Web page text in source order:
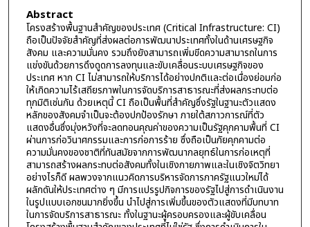
Abstract
โครงสร้างพื้นฐานสำคัญของประเทศ (Critical Infrastructure: CI)
ถือเป็นปัจจัยสำคัญที่ส่งผลต่อการพัฒนาประเทศทั้งในด้านเศรษฐกิจ
สังคม และความมั่นคง รวมถึงยังสามารถเพิ่มขีดความสามารถในการ
แข่งขันด้วยการดึงดูดการลงทุนและขับเคลื่อนระบบเศรษฐกิจของ
ประเทศ หาก CI ไม่สามารถให้บริการได้อย่างปกติและต่อเนื่องย่อมก่อ
ให้เกิดความไร้เสถียรภาพในการจัดบริการสาธารณะที่ส่งผลกระทบต่อ
ทุกมิติเช่นกัน ด้วยเหตุนี้ CI ถือเป็นพื้นที่สำคัญซึ่งรัฐในฐานะตัวแสดง
หลักของสังคมจำเป็นจะต้องปกป้องรักษา ภายใต้สภาวการณ์ที่ตัว
แสดงอื่นซึ่งมุ่งหวังที่จะลดทอนคุณค่าของความเป็นรัฐคุกคามพื้นที่ CI
ผ่านการก่อวินาศกรรมและการก่อการร้าย ซึ่งถือเป็นภัยคุกคามต่อ
ความมั่นคงของชาติที่ทันสมัยจากการพัฒนากลยุทธ์ในการก่อเหตุที่
สามารถสร้างผลกระทบต่อสังคมทั้งในเชิงกายภาพและในเชิงจิตวิทยา
อย่างไรก็ดี ผลพวงจากแนวคิดการบริหารจัดการภาครัฐแนวใหม่ได้
ผลักดันให้ประเทศต่าง ๆ มีการแปรรูปกิจการของรัฐไปสู่การดำเนินงาน
ในรูปแบบเอกชนมากยิ่งขึ้น นำไปสู่การเพิ่มขึ้นของตัวแสดงที่มีบทบาท
ในการจัดบริการสาธารณะ ทั้งในฐานะผู้ครอบครองและผู้ขับเคลื่อน